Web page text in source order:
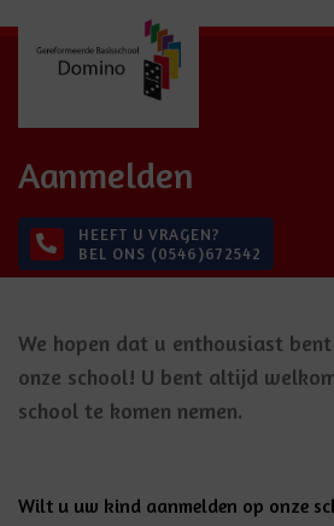
Aanmelden
HEEFT U VRAGEN?
BEL ONS (0546)672542
We hopen dat u enthousiast
onze school! U bent altijd
school te komen nemen.
Wilt u uw kind aanmelden op onze